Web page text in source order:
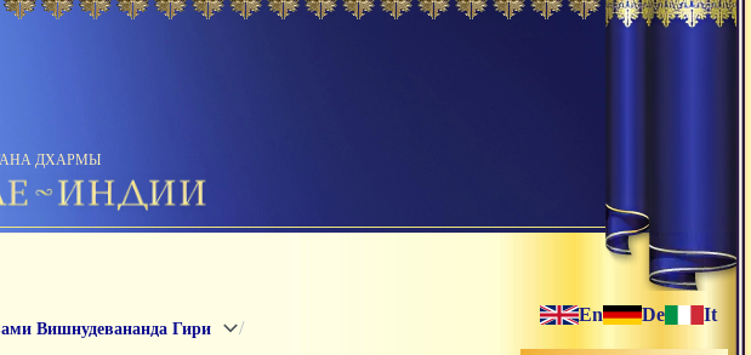
ДХАРМЫ
Вишнудевананда Гири /
En De It